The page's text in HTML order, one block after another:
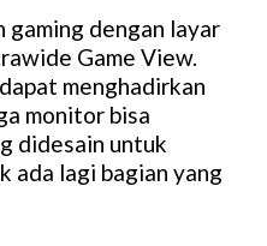
gaming dengan layar
Game View.
menghadirkan
monitor bisa
didesain untuk
ada lagi bagian yang